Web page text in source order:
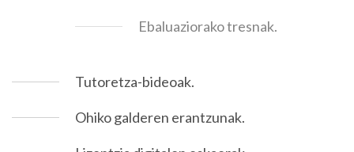
Ebaluaziorako tresnak.
Tutoretza-bideoak.
Ohiko galderen erantzunak.